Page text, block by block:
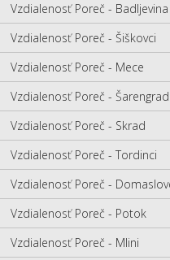
Vzdialenosť Poreč - Badljevina
Vzdialenosť Poreč - Šiškovci
Vzdialenosť Poreč - Mece
Vzdialenosť Poreč - Šarengrad
Vzdialenosť Poreč - Skrad
Vzdialenosť Poreč - Tordinci
Vzdialenosť Poreč -
Vzdialenosť Poreč - Potok
Vzdialenosť Poreč - Mlini